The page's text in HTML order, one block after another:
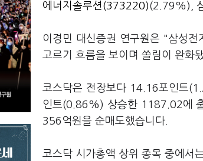
에너지솔루션(373220)(2.79%),
이경민 대신증권 연구원은 "삼성
고르기 흐름을 보이며 쏠림이 완화
코스닥은 전장보다 14.16포인트
인트(0.86%) 상승한 1187.02에
356억원을 순매도했습니다.
코스닥 시가총액 상위 종목 중에서